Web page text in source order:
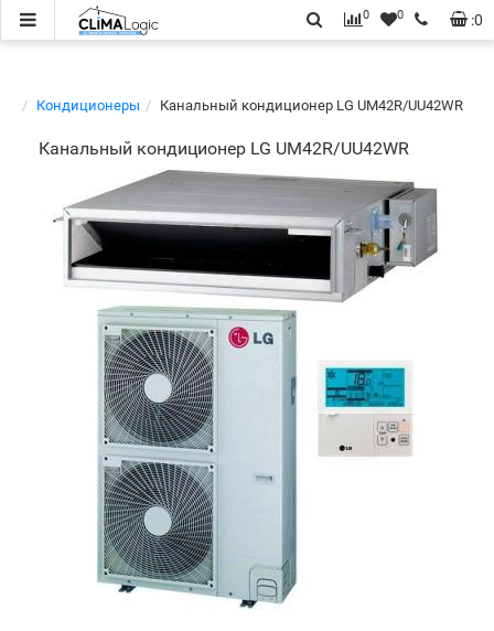
:0
0 0
Кондиционеры Канальный кондиционер LG UM42R/UU42WR
Канальный кондиционер LG UM42R/UU42WR